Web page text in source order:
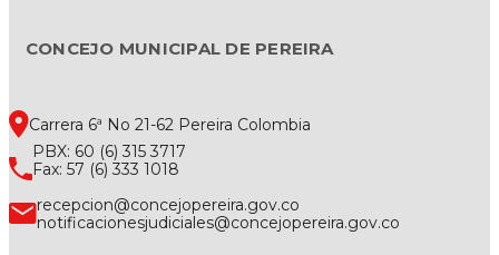
CONCEJO MUNICIPAL DE PEREIRA
Carrera 6ª No 21-62 Pereira Colombia
PBX: 60 (6) 315 3717
Fax: 57 (6) 333 1018
recepcion@concejopereira.gov.co
notificacionesjudiciales@concejopereira.gov.co